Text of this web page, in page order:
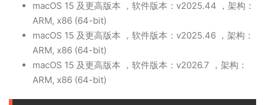
macOS 15 及更高版本 ，软件版本：v2025.44 ，架构：
ARM, x86 (64-bit)
macOS 15 及更高版本 ，软件版本：v2025.46 ，架构：
ARM, x86 (64-bit)
macOS 15 及更高版本 ，软件版本：v2026.7 ，架构：
ARM, x86 (64-bit)